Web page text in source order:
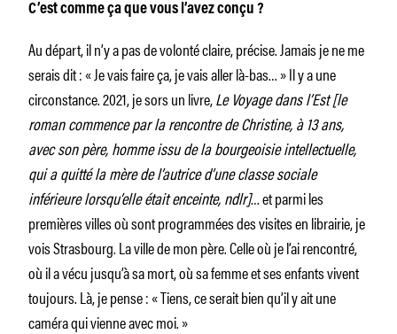
C’est comme ça que vous l’avez conçu ?
Au départ, il n’y a pas de volonté claire, précise. Jamais je ne me
serais dit : « Je vais faire ça, je vais aller là-bas… » Il y a une
circonstance. 2021, je sors un livre,Le Voyage dans l’Est [le
roman commence par la rencontre de Christine, à 13 ans,
avec son père, homme issu de la bourgeoisie intellectuelle,
qui a quitté la mère de l’autrice d’une classe sociale
inférieure lorsqu’elle était enceinte, ndlr]… et parmi les
premières villes où sont programmées des visites en librairie, je
vois Strasbourg. La ville de mon père. Celle où je l’ai rencontré,
où il a vécu jusqu’à sa mort, où sa femme et ses enfants vivent
toujours. Là, je pense : « Tiens, ce serait bien qu’il y ait une
caméra qui vienne avec moi. »